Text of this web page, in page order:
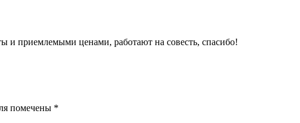
и приемлемыми ценами, работают на совесть, спасибо!
помечены *